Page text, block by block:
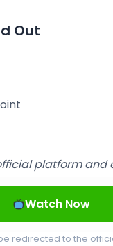
Out
platform and
Watch Now
redirected to the